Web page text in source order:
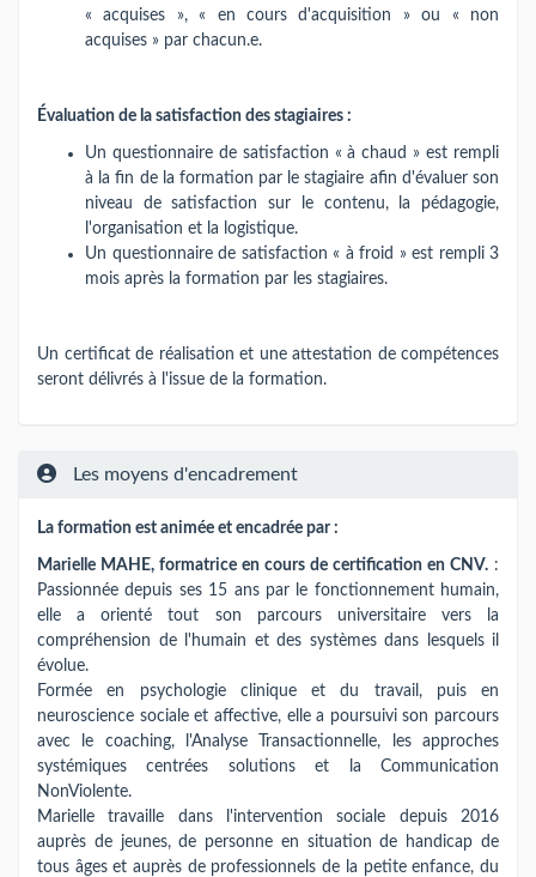
« acquises », « en cours d'acquisition » ou « non
acquises » par chacun.e.
Évaluation de la satisfaction des stagiaires :
Un questionnaire de satisfaction « à chaud » est rempli
à la fin de la formation par le stagiaire afin d'évaluer son
niveau de satisfaction sur le contenu, la pédagogie,
l'organisation et la logistique.
Un questionnaire de satisfaction « à froid » est rempli 3
mois après la formation par les stagiaires.
Un certificat de réalisation et une attestation de compétences
seront délivrés à l'issue de la formation.
Les moyens d'encadrement
La formation est animée et encadrée par :
Marielle MAHE, formatrice en cours de certification en CNV. :
Passionnée depuis ses 15 ans par le fonctionnement humain,
elle a orienté tout son parcours universitaire vers la
compréhension de l'humain et des systèmes dans lesquels il
évolue.
Formée en psychologie clinique et du travail, puis en
neuroscience sociale et affective, elle a poursuivi son parcours
avec le coaching, l'Analyse Transactionnelle, les approches
systémiques centrées solutions et la Communication
NonViolente.
Marielle travaille dans l'intervention sociale depuis 2016
auprès de jeunes, de personne en situation de handicap de
tous âges et auprès de professionnels de la petite enfance, du